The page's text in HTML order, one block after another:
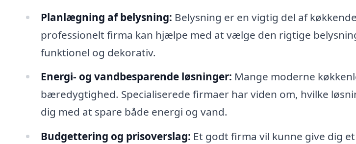
Planlægning af belysning: Belysning er en vigtig del af
professionelt firma kan hjælpe med at vælge den rigtige
funktionel og dekorativ.
Energi- og vandbesparende løsninger: Mange moderne
bæredygtighed. Specialiserede firmaer har viden om, hvilke
dig med at spare både energi og vand.
Budgettering og prisoverslag: Et godt firma vil kunne give dig